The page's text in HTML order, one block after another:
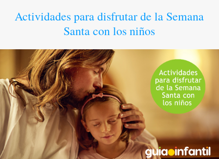
Actividades para disfrutar de la Semana
Santa con los niños